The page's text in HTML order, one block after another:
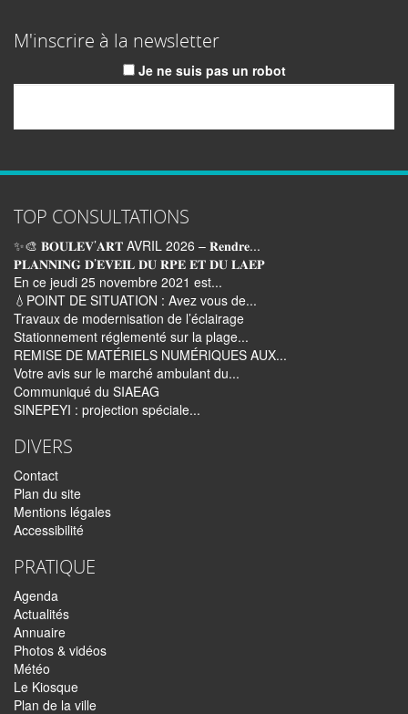
M'inscrire à la newsletter
Je ne suis pas un robot
TOP CONSULTATIONS
✨🎨 𝐁𝐎𝐔𝐋𝐄𝐕’𝐀𝐑𝐓 AVRIL 2026 – 𝐑𝐞𝐧𝐝𝐫𝐞...
𝐏𝐋𝐀𝐍𝐍𝐈𝐍𝐆 𝐃’𝐄𝐕𝐄𝐈𝐋 𝐃𝐔 𝐑𝐏𝐄 𝐄𝐓 𝐃𝐔 𝐋𝐀𝐄𝐏
En ce jeudi 25 novembre 2021 est...
💧POINT DE SITUATION : Avez vous de...
Travaux de modernisation de l’éclairage
Stationnement réglementé sur la plage...
REMISE DE MATÉRIELS NUMÉRIQUES AUX...
Votre avis sur le marché ambulant du...
Communiqué du SIAEAG
SINEPEYI : projection spéciale...
DIVERS
Contact
Plan du site
Mentions légales
Accessibilité
PRATIQUE
Agenda
Actualités
Annuaire
Photos & vidéos
Météo
Le Kiosque
Plan de la ville